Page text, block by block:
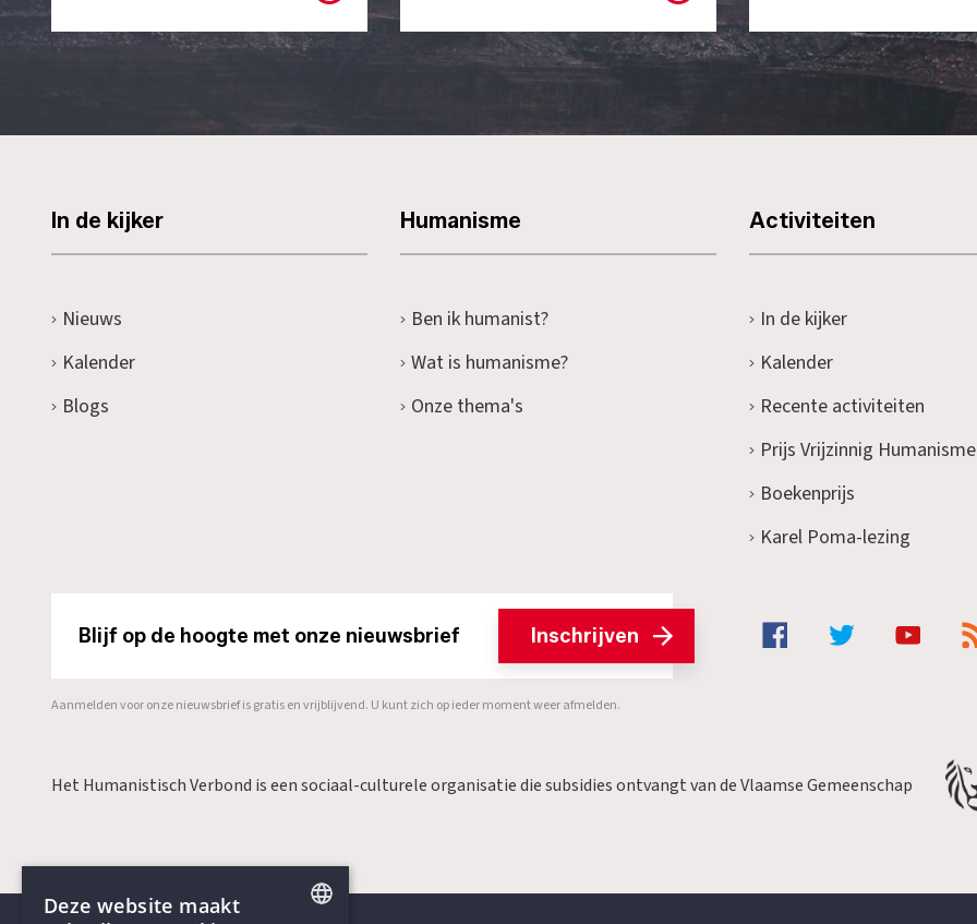
In de kijker
Nieuws
Kalender
Blogs
Humanisme
Ben ik humanist?
Wat is humanisme?
Onze thema's
Activiteiten
In de kijker
Kalender
Recente activiteiten
Prijs Vrijzinnig Humanisme
Boekenprijs
Karel Poma-lezing
Blijf op de hoogte met onze nieuwsbrief Inschrijven
Aanmelden voor onze nieuwsbrief is gratis en vrijblijvend. U kunt zich op ieder moment weer afmelden.
Het Humanistisch Verbond is een sociaal-culturele organisatie die subsidies ontvangt van de Vlaamse Gemeenschap
Deze website maakt